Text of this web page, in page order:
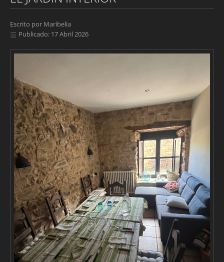
Escrito por Maribelia
Publicado: 17 Abril 2026